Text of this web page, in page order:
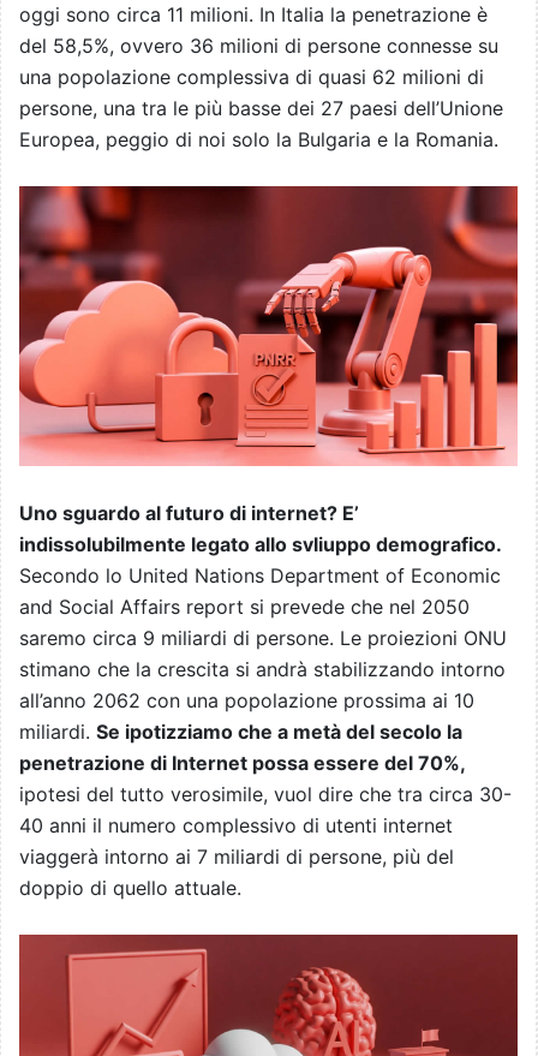
oggi sono circa 11 milioni. In Italia la penetrazione è
del 58,5%, ovvero 36 milioni di persone connesse su
una popolazione complessiva di quasi 62 milioni di
persone, una tra le più basse dei 27 paesi dell’Unione
Europea, peggio di noi solo la Bulgaria e la Romania.
Uno sguardo al futuro di internet? E’
indissolubilmente legato allo svliuppo demografico.
Secondo lo United Nations Department of Economic
and Social Affairs report si prevede che nel 2050
saremo circa 9 miliardi di persone. Le proiezioni ONU
stimano che la crescita si andrà stabilizzando intorno
all’anno 2062 con una popolazione prossima ai 10
miliardi. Se ipotizziamo che a metà del secolo la
penetrazione di Internet possa essere del 70%,
ipotesi del tutto verosimile, vuol dire che tra circa 30-
40 anni il numero complessivo di utenti internet
viaggerà intorno ai 7 miliardi di persone, più del
doppio di quello attuale.